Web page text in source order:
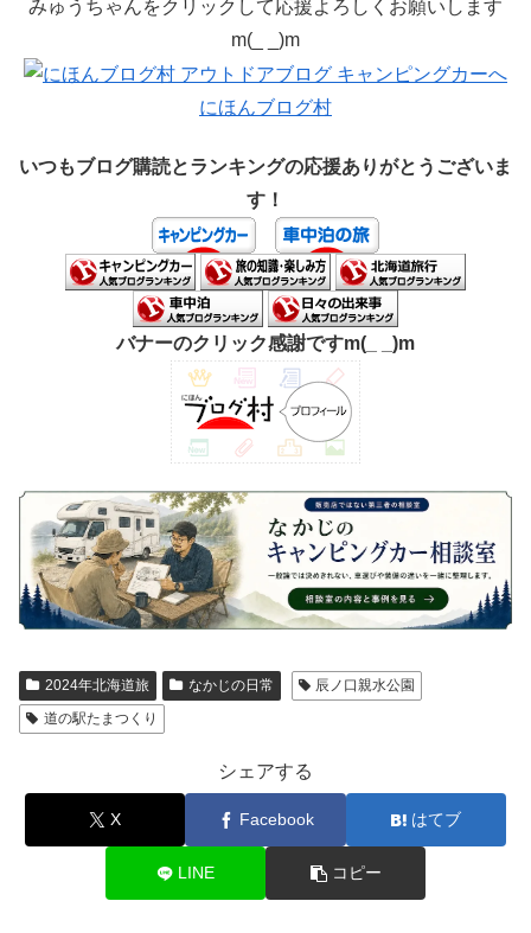
みゅうちゃんをクリックして応援よろしくお願いします
m(_ _)m
にほんブログ村
いつもブログ購読とランキングの応援ありがとうございま
す！
バナーのクリック感謝ですm(_ _)m
2024年北海道旅 なかじの日常
辰ノ口親水公園
道の駅たまつくり
シェアする
X Facebook はてブ
LINE コピー